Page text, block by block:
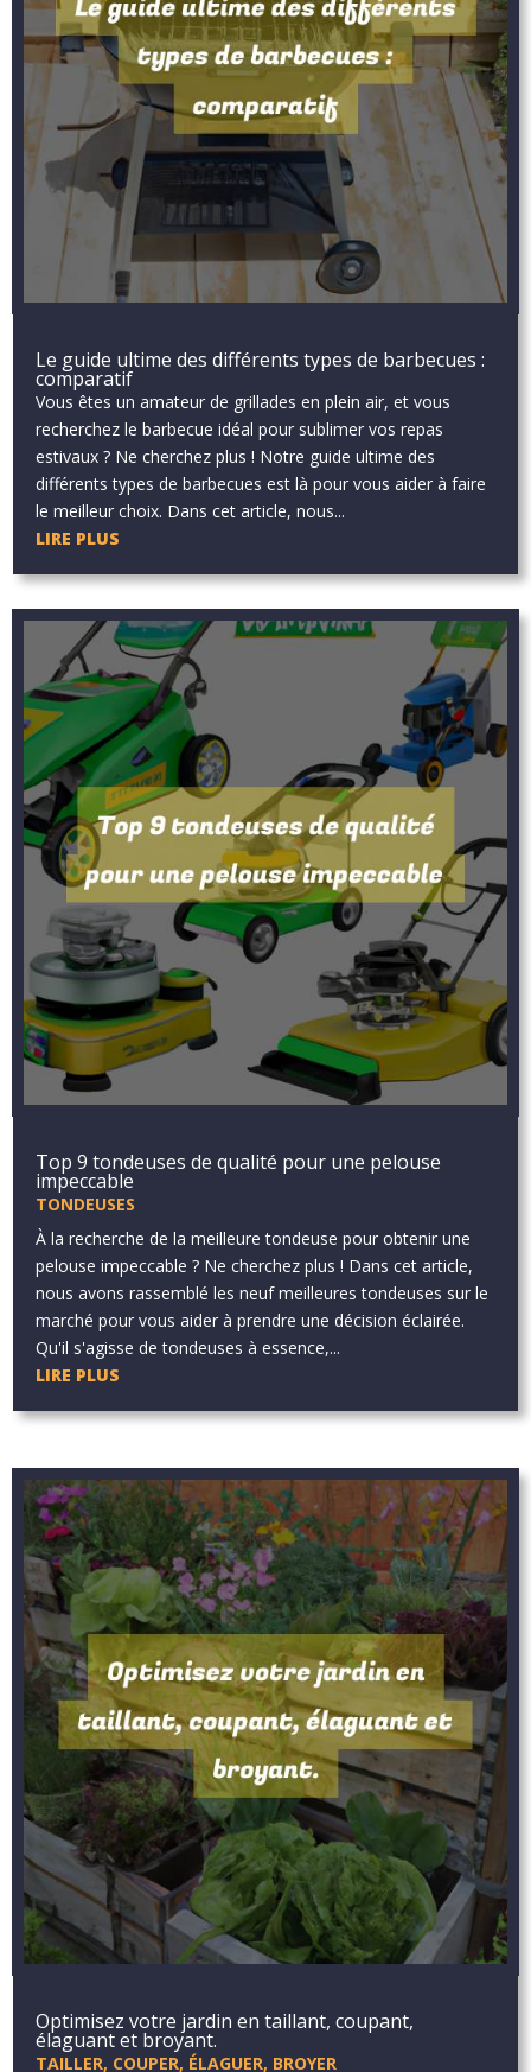
Le guide ultime des différents types de barbecues :
comparatif
Vous êtes un amateur de grillades en plein air, et vous
recherchez le barbecue idéal pour sublimer vos repas
estivaux ? Ne cherchez plus ! Notre guide ultime des
différents types de barbecues est là pour vous aider à faire
le meilleur choix. Dans cet article, nous...
LIRE PLUS
Top 9 tondeuses de qualité pour une pelouse
impeccable
TONDEUSES
À la recherche de la meilleure tondeuse pour obtenir une
pelouse impeccable ? Ne cherchez plus ! Dans cet article,
nous avons rassemblé les neuf meilleures tondeuses sur le
marché pour vous aider à prendre une décision éclairée.
Qu'il s'agisse de tondeuses à essence,...
LIRE PLUS
Optimisez votre jardin en taillant, coupant,
élaguant et broyant.
TAILLER, COUPER, ÉLAGUER, BROYER